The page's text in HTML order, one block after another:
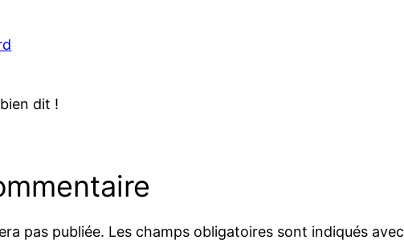
dit !
pas publiée. Les champs obligatoires sont indiqués avec